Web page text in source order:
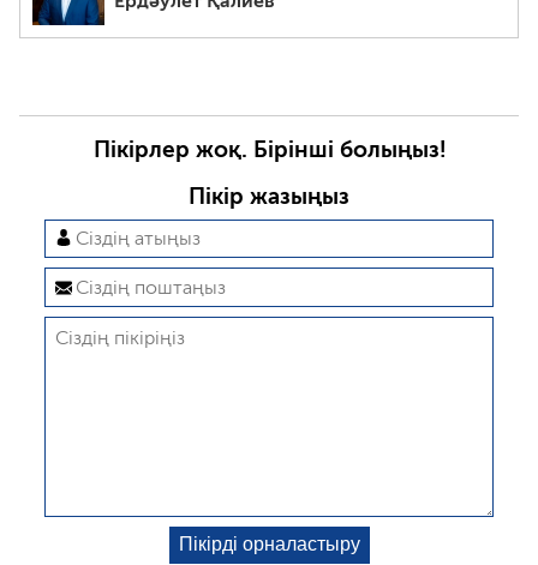
Пікірлер жоқ. Бірінші болыңыз!
Пікір жазыңыз